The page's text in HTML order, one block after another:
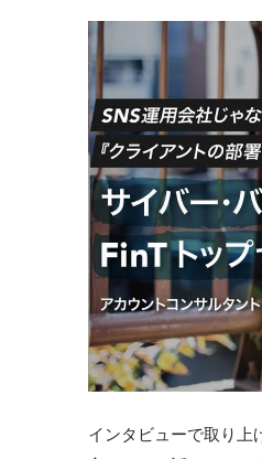
インタビューで取り上